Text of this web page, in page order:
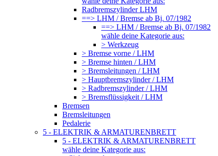
Radbremszylinder LHM
==> LHM / Bremse ab Bj. 07/1982
==> LHM / Bremse ab Bj. 07/1982
wähle deine Kategorie aus:
> Werkzeug
> Bremse vorne / LHM
> Bremse hinten / LHM
> Bremsleitungen / LHM
> Hauptbremszylinder / LHM
> Radbremszylinder / LHM
> Bremsflüssigkeit / LHM
Bremsen
Bremsleitungen
Pedalerie
5 - ELEKTRIK & ARMATURENBRETT
5 - ELEKTRIK & ARMATURENBRETT
wähle deine Kategorie aus: